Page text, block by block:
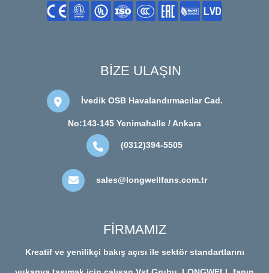
BİZE ULAŞIN
İvedik OSB Havalandırmacılar Cad.
No:143-145 Yenimahalle / Ankara
(0312)394-5505
sales@longwellfans.com.tr
FİRMAMIZ
Kreatif ve yenilikçi bakış açısı ile sektör standartlarını